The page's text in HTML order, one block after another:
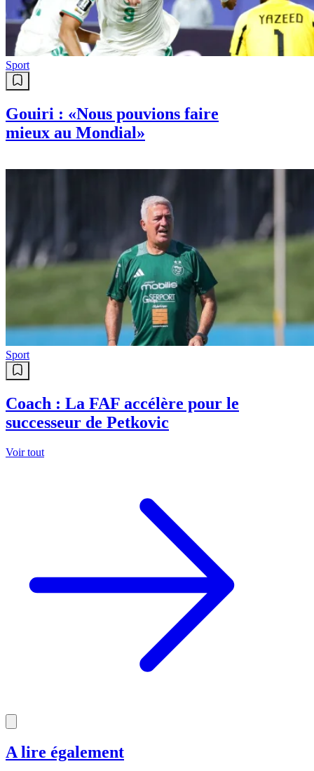
Sport
Gouiri : «Nous pouvions faire
mieux au Mondial»
Sport
Coach : La FAF accélère pour le
successeur de Petkovic
Voir tout
A lire également